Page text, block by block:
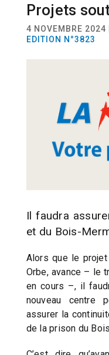
Projets
4 NOVEMBRE 2024
EDITION N°3823
Il faudra
et du Bois-
Alors que le
Orbe, avance – le
en cours –, il
nouveau centre
assurer la
de la prison du